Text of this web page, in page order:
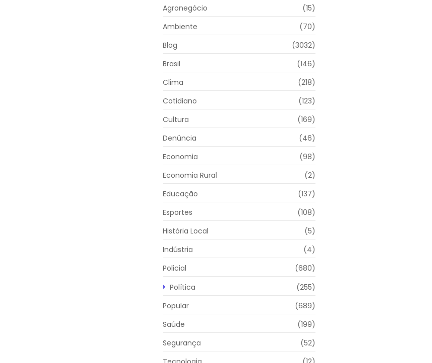
Agronegócio
(15)
Ambiente
(70)
Blog
(3032)
Brasil
(146)
Clima
(218)
Cotidiano
(123)
Cultura
(169)
Denúncia
(46)
Economia
(98)
Economia Rural
(2)
Educação
(137)
Esportes
(108)
História Local
(5)
Indústria
(4)
Policial
(680)
Política
(255)
Popular
(689)
Saúde
(199)
Segurança
(52)